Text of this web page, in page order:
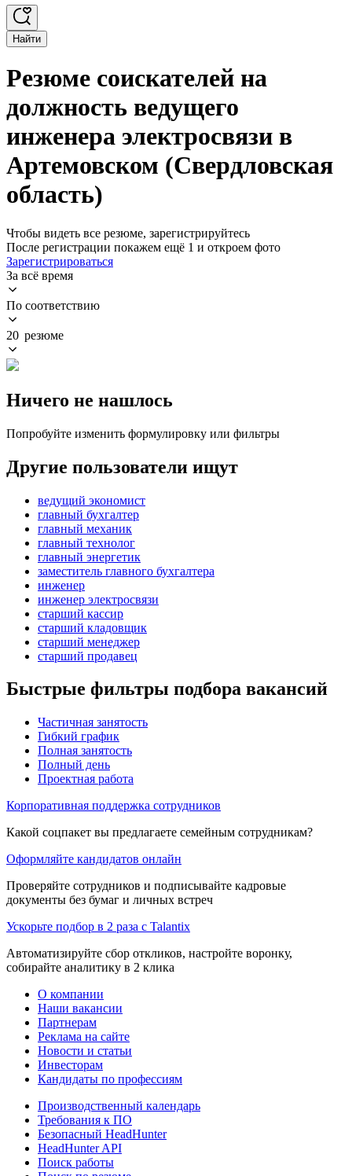
Найти
Резюме соискателей на
должность ведущего
инженера электросвязи в
Артемовском (Свердловская
область)
Чтобы видеть все резюме, зарегистрируйтесь
После регистрации покажем ещё 1 и откроем фото
Зарегистрироваться
За всё время
По соответствию
20 резюме
Ничего не нашлось
Попробуйте изменить формулировку или фильтры
Другие пользователи ищут
ведущий экономист
главный бухгалтер
главный механик
главный технолог
главный энергетик
заместитель главного бухгалтера
инженер
инженер электросвязи
старший кассир
старший кладовщик
старший менеджер
старший продавец
Быстрые фильтры подбора вакансий
Частичная занятость
Гибкий график
Полная занятость
Полный день
Проектная работа
Корпоративная поддержка сотрудников
Какой соцпакет вы предлагаете семейным сотрудникам?
Оформляйте кандидатов онлайн
Проверяйте сотрудников и подписывайте кадровые
документы без бумаг и личных встреч
Ускорьте подбор в 2 раза с Talantix
Автоматизируйте сбор откликов, настройте воронку,
собирайте аналитику в 2 клика
О компании
Наши вакансии
Партнерам
Реклама на сайте
Новости и статьи
Инвесторам
Кандидаты по профессиям
Производственный календарь
Требования к ПО
Безопасный HeadHunter
HeadHunter API
Поиск работы